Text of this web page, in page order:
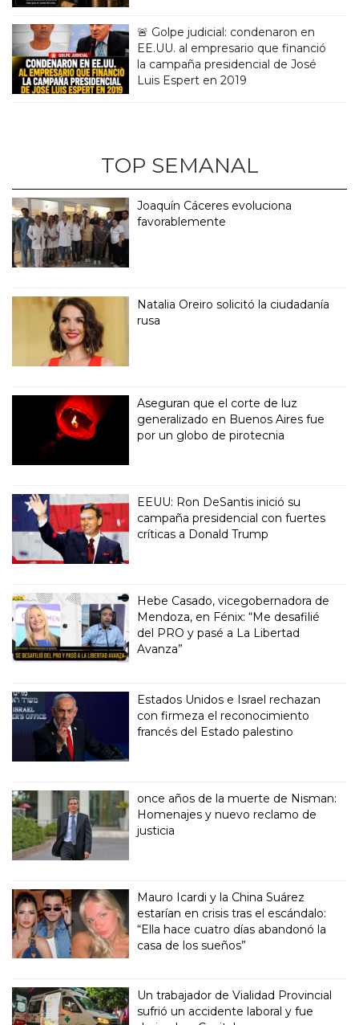
🚨 Golpe judicial: condenaron en
EE.UU. al empresario que financió
la campaña presidencial de José
Luis Espert en 2019
TOP SEMANAL
Joaquín Cáceres evoluciona
favorablemente
Natalia Oreiro solicitó la ciudadanía
rusa
Aseguran que el corte de luz
generalizado en Buenos Aires fue
por un globo de pirotecnia
EEUU: Ron DeSantis inició su
campaña presidencial con fuertes
críticas a Donald Trump
Hebe Casado, vicegobernadora de
Mendoza, en Fénix: “Me desafilié
del PRO y pasé a La Libertad
Avanza”
Estados Unidos e Israel rechazan
con firmeza el reconocimiento
francés del Estado palestino
once años de la muerte de Nisman:
Homenajes y nuevo reclamo de
justicia
Mauro Icardi y la China Suárez
estarían en crisis tras el escándalo:
“Ella hace cuatro días abandonó la
casa de los sueños”
Un trabajador de Vialidad Provincial
sufrió un accidente laboral y fue